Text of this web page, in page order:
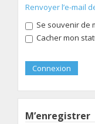
Renvoyer l’e-mail
Se souvenir de
Cacher mon
M’enregistrer